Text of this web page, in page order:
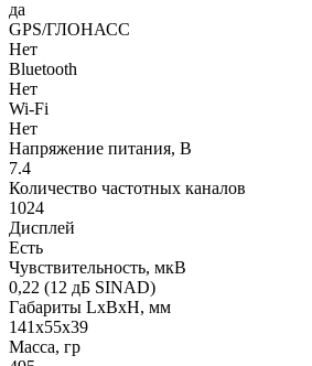
да
GPS/ГЛОНАСС
Нет
Bluetooth
Нет
Wi-Fi
Нет
Напряжение питания, В
7.4
Количество частотных каналов
1024
Дисплей
Есть
Чувствительность, мкВ
0,22 (12 дБ SINAD)
Габариты LхBхН, мм
141x55x39
Масса, гр